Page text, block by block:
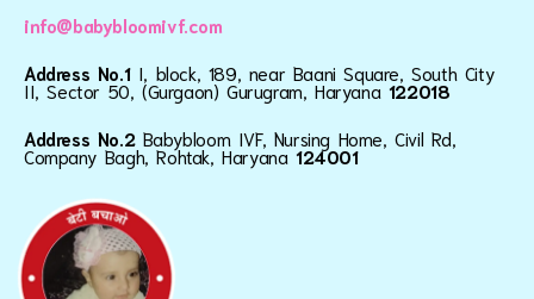
info@babybloomivf.com
Address No.1 I, block, 189, near Baani Square, South City
II, Sector 50, (Gurgaon) Gurugram, Haryana 122018
Address No.2 Babybloom IVF, Nursing Home, Civil Rd,
Company Bagh, Rohtak, Haryana124001